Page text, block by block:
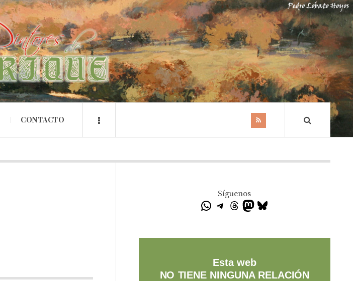
CONTACTO
Síguenos
Esta web
NO TIENE NINGUNA RELACIÓN